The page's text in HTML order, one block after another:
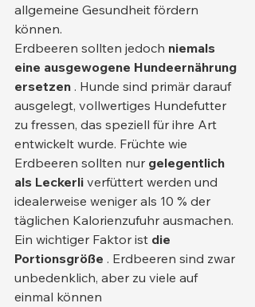
allgemeine Gesundheit fördern
können.
Erdbeeren sollten jedoch niemals
eine ausgewogene Hundeernährung
ersetzen . Hunde sind primär darauf
ausgelegt, vollwertiges Hundefutter
zu fressen, das speziell für ihre Art
entwickelt wurde. Früchte wie
Erdbeeren sollten nur gelegentlich
als Leckerli verfüttert werden und
idealerweise weniger als 10 % der
täglichen Kalorienzufuhr ausmachen.
Ein wichtiger Faktor ist die
Portionsgröße . Erdbeeren sind zwar
unbedenklich, aber zu viele auf
einmal können